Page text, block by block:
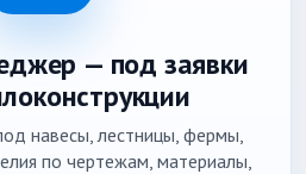
— под заявки
навесы, лестницы, фермы,
по чертежам, материалы,